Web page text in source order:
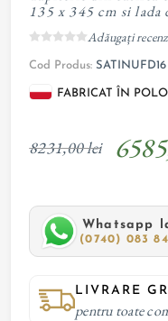
135 x 345 cm si lada
Adăugați
Cod Produs: SATINUFD16
FABRICAT ÎN
8231,00 lei
Whatsapp
(0740) 083
LIVRARE
pentru toate